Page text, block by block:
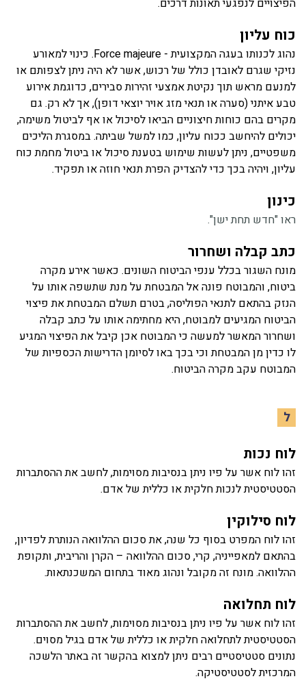
הפיצויים לנפגעי תאונות דרכים.
כוח עליון
נהוג לכנותו בעגה המקצועית - Force majeure. כינוי למאורע
נזיקי שגרם לאובדן כולל של רכוש, אשר לא היה ניתן לצפותם או
למנעם מראש תוך נקיטת אמצעי זהירות סבירים, כדוגמת אירוע
טבע איתני (סערה או תנאי מזג אויר יוצאי דופן), אך לא רק. גם
מקרים בהם כוחות חיצוניים הביאו לסיכול או אף לביטול משימה,
יכולים להיחשב ככוח עליון, כמו למשל שביתה. במסגרת הליכים
משפטיים, ניתן לעשות שימוש בטענת סיכול או ביטול מחמת כוח
עליון, ויהיה בכך כדי להצדיק הפרת תנאי חוזה או תפקיד.
כינון
ראו "חדש תחת ישן".
כתב קבלה ושחרור
מונח השגור בכלל ענפי הביטוח השונים. כאשר אירע מקרה
ביטוח, והמבוטח פונה אל המבטחת על מנת שתשפה אותו על
הנזק בהתאם לתנאי הפוליסה, בטרם תשלם המבטחת את פיצוי
הביטוח המגיעים למבוטח, היא מחתימה אותו על כתב קבלה
ושחרור המאשר למעשה כי המבוטח אכן קיבל את הפיצוי המגיע
לו כדין מן המבטחת וכי בכך באו לסיומן הדרישות הכספיות של
המבוטח עקב מקרה הביטוח.
ל
לוח נכות
זהו לוח אשר על פיו ניתן בנסיבות מסוימות, לחשב את ההסתברות
הסטטיסטית לנכות חלקית או כללית של אדם.
לוח סילוקין
זהו לוח המפרט בסוף כל שנה, את סכום ההלוואה הנותרת לפדיון,
בהתאם למאפייניה, קרי, סכום ההלוואה – הקרן והריבית, ותקופת
ההלוואה. מונח זה מקובל ונהוג מאוד בתחום המשכנתאות.
לוח תחלואה
זהו לוח אשר על פיו ניתן בנסיבות מסוימות, לחשב את ההסתברות
הסטטיסטית לתחלואה חלקית או כללית של אדם בגיל מסוים.
נתונים סטטיסטיים רבים ניתן למצוא בהקשר זה באתר הלשכה
המרכזית לסטטיסטיקה.